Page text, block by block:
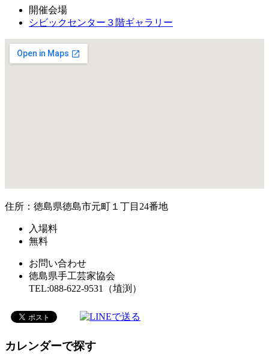
開催会場
シビックセンター３階ギャラリー
住所：徳島県徳島市元町１丁目24番地
入場料
無料
お問い合わせ
徳島県手工芸家協会
TEL:088-622-9531（埴渕）
カレンダーで探す